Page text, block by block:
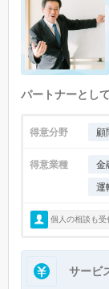
パートナーとし
得意分野 顧
得意業種 金
運
個人の相談も受
サービ